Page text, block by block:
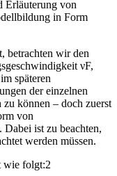
Erläuterung von
in Form
betrachten wir den
νF,
späteren
der einzelnen
können – doch zuerst
von
ist zu beachten,
werden müssen.
wie folgt:2